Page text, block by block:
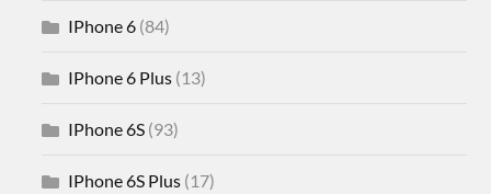
IPhone 6 (84)
IPhone 6 Plus (13)
IPhone 6S (93)
IPhone 6S Plus (17)